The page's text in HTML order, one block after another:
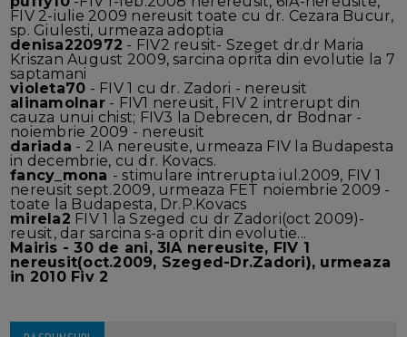
FIV 2-iulie 2009 nereusit toate cu dr. Cezara Bucur,
sp. Giulesti, urmeaza adoptia
denisa220972 - FIV2 reusit- Szeget dr.dr Maria
Kriszan August 2009, sarcina oprita din evolutie la 7
saptamani
violeta70 - FIV 1 cu dr. Zadori - nereusit
alinamolnar- FIV1 nereusit, FIV 2 intrerupt din
cauza unui chist; FIV3 la Debrecen, dr Bodnar -
noiembrie 2009 - nereusit
dariada - 2 IA nereusite, urmeaza FIV la Budapesta
in decembrie, cu dr. Kovacs.
fancy_mona - stimulare intrerupta iul.2009, FIV 1
nereusit sept.2009, urmeaza FET noiembrie 2009 -
toate la Budapesta, Dr.P.Kovacs
mirela2 FIV 1 la Szeged cu dr Zadori(oct 2009)-
reusit, dar sarcina s-a oprit din evolutie...
Mairis - 30 de ani, 3IA nereusite, FIV 1
nereusit(oct.2009, Szeged-Dr.Zadori), urmeaza
in 2010 Fiv 2